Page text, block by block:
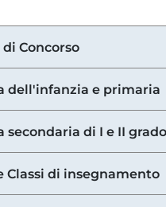
Concorso
dell'infanzia e primaria
secondaria di I e II grado
Classi di insegnamento